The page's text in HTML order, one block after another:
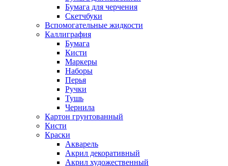
Бумага для черчения
Скетчбуки
Вспомогательные жидкости
Каллиграфия
Бумага
Кисти
Маркеры
Наборы
Перья
Ручки
Тушь
Чернила
Картон грунтованный
Кисти
Краски
Акварель
Акрил декоративный
Акрил художественный